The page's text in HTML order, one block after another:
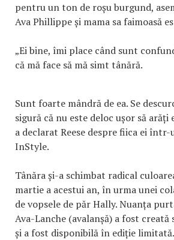
pentru un ton de roșu burgund,
Ava Phillippe și mama sa faimoasă
„Ei bine, îmi place când sunt
că mă face să mă simt tânără.
Sunt foarte mândră de ea. Se
sigură că nu este deloc ușor să arăți
a declarat Reese despre fiica ei
InStyle.
Tânăra și-a schimbat radical
martie a acestui an, în urma unei
de vopsele de păr Hally. Nuanța
Ava-Lanche (avalanșă) a fost
și a fost disponibilă în ediție limitată.